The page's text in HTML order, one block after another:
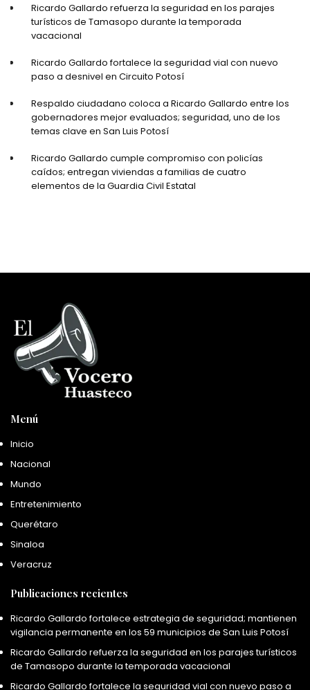
Ricardo Gallardo refuerza la seguridad en los parajes
turísticos de Tamasopo durante la temporada
vacacional
Ricardo Gallardo fortalece la seguridad vial con nuevo
paso a desnivel en Circuito Potosí
Respaldo ciudadano coloca a Ricardo Gallardo entre los
gobernadores mejor evaluados; seguridad, uno de los
temas clave en San Luis Potosí
Ricardo Gallardo cumple compromiso con policías
caídos; entregan viviendas a familias de cuatro
elementos de la Guardia Civil Estatal
Menú
Inicio
Nacional
Mundo
Entretenimiento
Querétaro
Sinaloa
Veracruz
Publicaciones recientes
Ricardo Gallardo fortalece estrategia de seguridad; mantienen
vigilancia permanente en los 59 municipios de San Luis Potosí
Ricardo Gallardo refuerza la seguridad en los parajes turísticos
de Tamasopo durante la temporada vacacional
Ricardo Gallardo fortalece la seguridad vial con nuevo paso a